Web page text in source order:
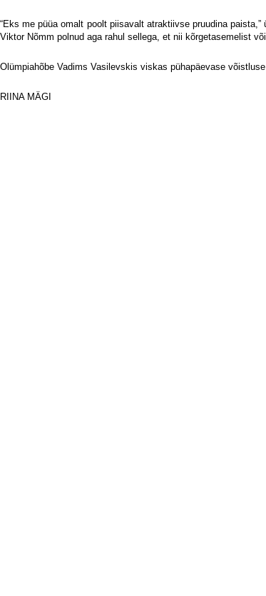
“Eks me püüa omalt poolt piisavalt atraktiivse pruudina
Viktor Nõmm polnud aga rahul sellega, et nii kõrgetasemelist
Olümpiahõbe Vadims Vasilevskis viskas pühapäevase
RIINA MÄGI